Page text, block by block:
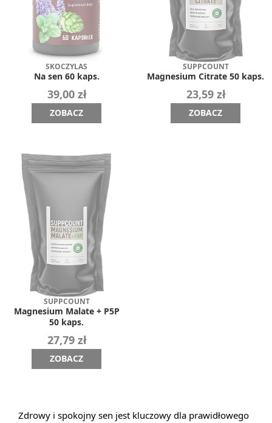
SKOCZYLAS
Na sen 60 kaps.
39,00 zł
ZOBACZ
SUPPCOUNT
Magnesium Citrate 50 kaps.
23,59 zł
ZOBACZ
SUPPCOUNT
Magnesium Malate + P5P
50 kaps.
27,79 zł
ZOBACZ
Zdrowy i spokojny sen jest kluczowy dla prawidłowego